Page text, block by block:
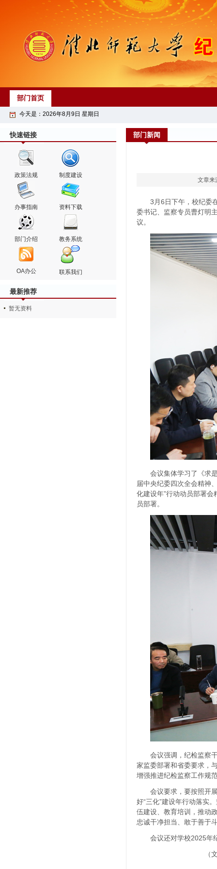
部门首页
今天是： 2026年8月 9 日 星期日
快速链接
政策法规 制度建设
办事指南 资料下载
部门介绍 教务系统
OA办公 联系我们
最新推荐
暂无资料
部门新闻
文章来
3月6日下午，校纪委
委书记、监察专员曹灯明
议。
会议集体学习了《求
届中央纪委四次全会精神
化建设年”行动动员部署
员部署。
会议强调，纪检监察
家监委部署和省委要求，
增强推进纪检监察工作规
会议要求，要按照开
好“三化”建设年行动落实
伍建设、教育培训，推动
忠诚干净担当、敢于善于
会议还对学校2025年
（